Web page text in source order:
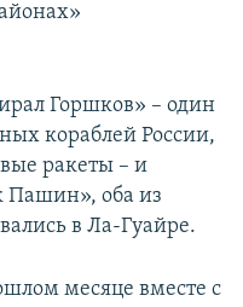
Горшков» – один
кораблей России,
ракеты – и
Пашин», оба из
в Ла-Гуайре.
месяце вместе с